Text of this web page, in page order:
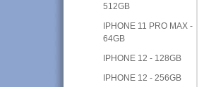
512GB
IPHONE 11 PRO MAX -
64GB
IPHONE 12 - 128GB
IPHONE 12 - 256GB